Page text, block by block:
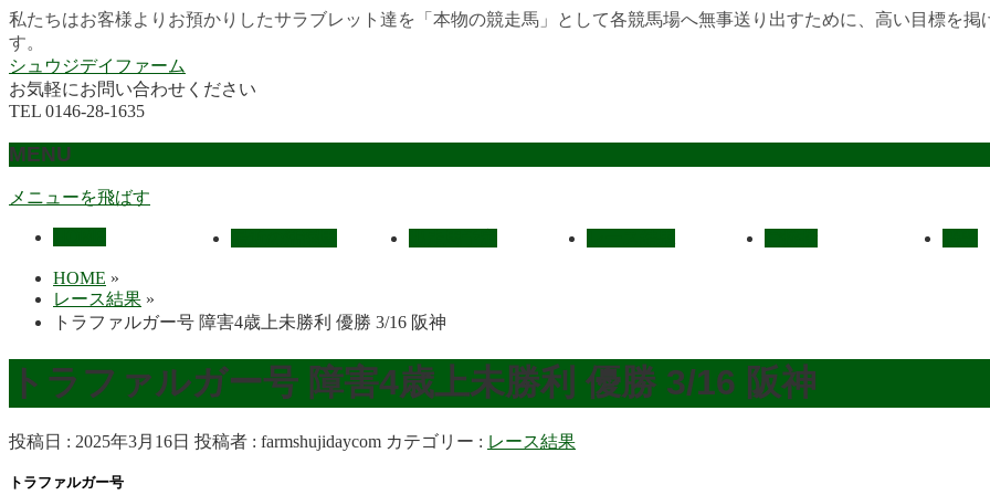
私たちはお客様よりお預かりしたサラブレット達を「本物の競走馬」として各競馬場へ無事送り出すために、高い目標を
す。
シュウジデイファーム
お気軽にお問い合わせください
TEL 0146-28-1635
MENU
メニューを飛ばす
HOME »
レース結果 »
トラファルガー号 障害4歳上未勝利 優勝 3/16 阪神
トラファルガー号 障害4歳上未勝利 優勝 3/16 阪神
投稿日 : 2025年3月16日 投稿者 : farmshujidaycom カテゴリー : レース結果
トラファルガー号